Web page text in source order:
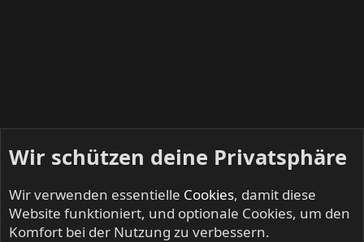
Wir schützen deine Privatsphäre
Wir verwenden essentielle Cookies, damit diese
Website funktioniert, und optionale Cookies, um den
Komfort bei der Nutzung zu verbessern.